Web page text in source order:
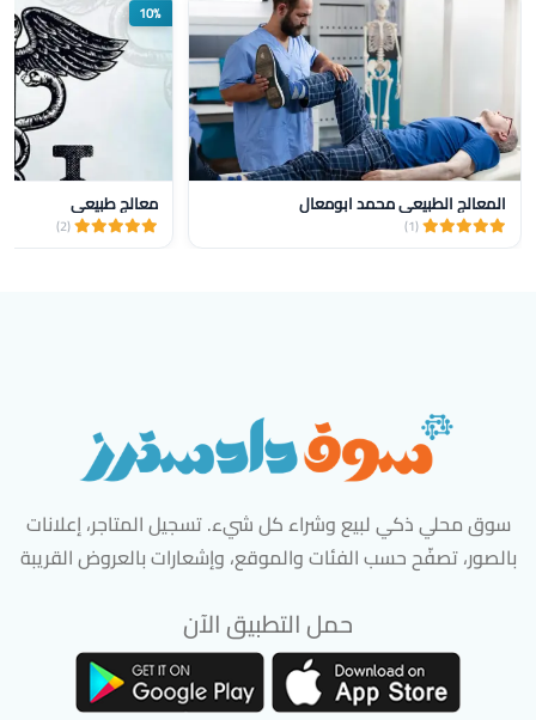
المعالج الطبيعي محمد ابومعال
(1)
10%
معالج طبيعي
(2)
سوق محلي ذكي لبيع وشراء كل شيء. تسجيل المتاجر، إعلانات
بالصور، تصفّح حسب الفئات والموقع، وإشعارات بالعروض القريبة
حمل التطبيق الآن